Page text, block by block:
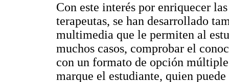
Con este interés por enriquecer
terapeutas, se han desarrollado
multimedia que le permiten al
muchos casos, comprobar el
con un formato de opción
marque el estudiante, quien